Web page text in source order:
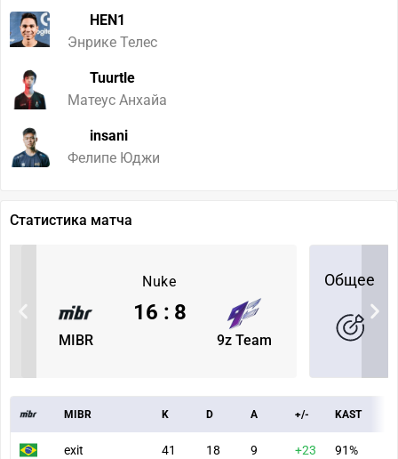
HEN1
Энрике Телес
Tuurtle
Матеус Анхайа
insani
Фелипе Юджи
Статистика матча
Nuke
MIBR 9z Team
16 : 8
Общее
MIBR K D A +/- KAST
exit 41 18 9 +23 91%